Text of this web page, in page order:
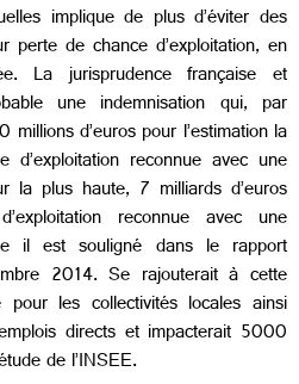
implique de plus d’éviter des
de chance d’exploitation, en
La jurisprudence française et
une indemnisation qui, par
d’euros pour l’estimation la
reconnue avec une
la plus haute, 7 milliards d’euros
reconnue avec une
il est souligné dans le rapport
2014. Se rajouterait à cette
les collectivités locales ainsi
directs et impacterait 5000
de l’INSEE.